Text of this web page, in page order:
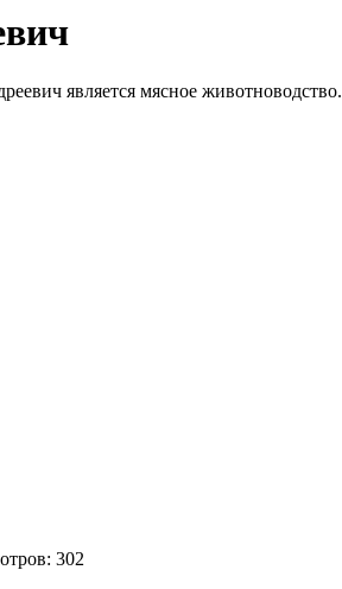
является мясное животноводство.
302